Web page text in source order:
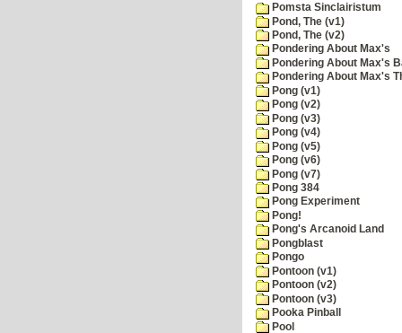
Pomsta Sinclairistum
Pond, The (v1)
Pond, The (v2)
Pondering About Max's
Pondering About Max's
Pondering About Max's
Pong (v1)
Pong (v2)
Pong (v3)
Pong (v4)
Pong (v5)
Pong (v6)
Pong (v7)
Pong 384
Pong Experiment
Pong!
Pong's Arcanoid Land
Pongblast
Pongo
Pontoon (v1)
Pontoon (v2)
Pontoon (v3)
Pooka Pinball
Pool